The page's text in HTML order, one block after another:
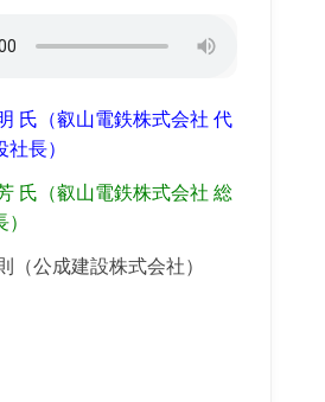
氏（叡山電鉄株式会社 代
長）
氏（叡山電鉄株式会社 総
（公成建設株式会社）